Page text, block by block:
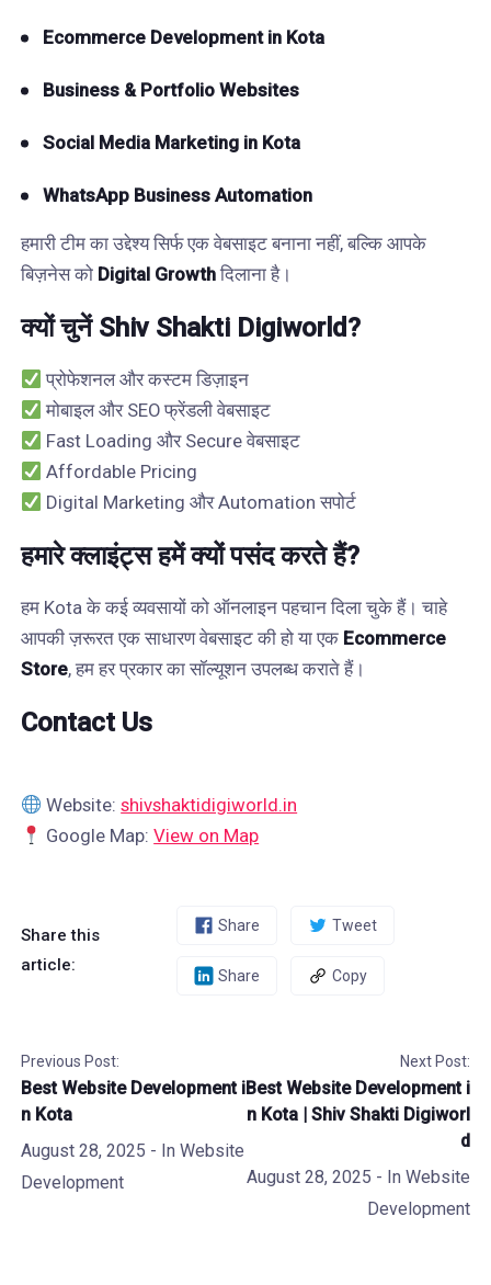
Ecommerce Development in Kota
Business & Portfolio Websites
Social Media Marketing in Kota
WhatsApp Business Automation
हमारी टीम का उद्देश्य सिर्फ एक वेबसाइट बनाना नहीं, बल्कि आपके
बिज़नेस को Digital Growthदिलाना है।
क्यों चुनें Shiv Shakti Digiworld?
प्रोफेशनल और कस्टम डिज़ाइन
मोबाइल और SEO फ्रेंडली वेबसाइट
Fast Loading और Secure वेबसाइट
Affordable Pricing
Digital Marketing और Automation सपोर्ट
हमारे क्लाइंट्स हमें क्यों पसंद करते हैं?
हम Kota के कई व्यवसायों को ऑनलाइन पहचान दिला चुके हैं। चाहे
आपकी ज़रूरत एक साधारण वेबसाइट की हो या एक Ecommerce
Store, हम हर प्रकार का सॉल्यूशन उपलब्ध कराते हैं।
Contact Us
Website:shivshaktidigiworld.in
Google Map:View on Map
Share this
article:
Share Tweet
Share Copy
Previous Post:
Best Website Development i
n Kota
August 28, 2025 - In Website
Development
Next Post:
Best Website Development i
n Kota | Shiv Shakti Digiworl
d
August 28, 2025 - InWebsite
Development